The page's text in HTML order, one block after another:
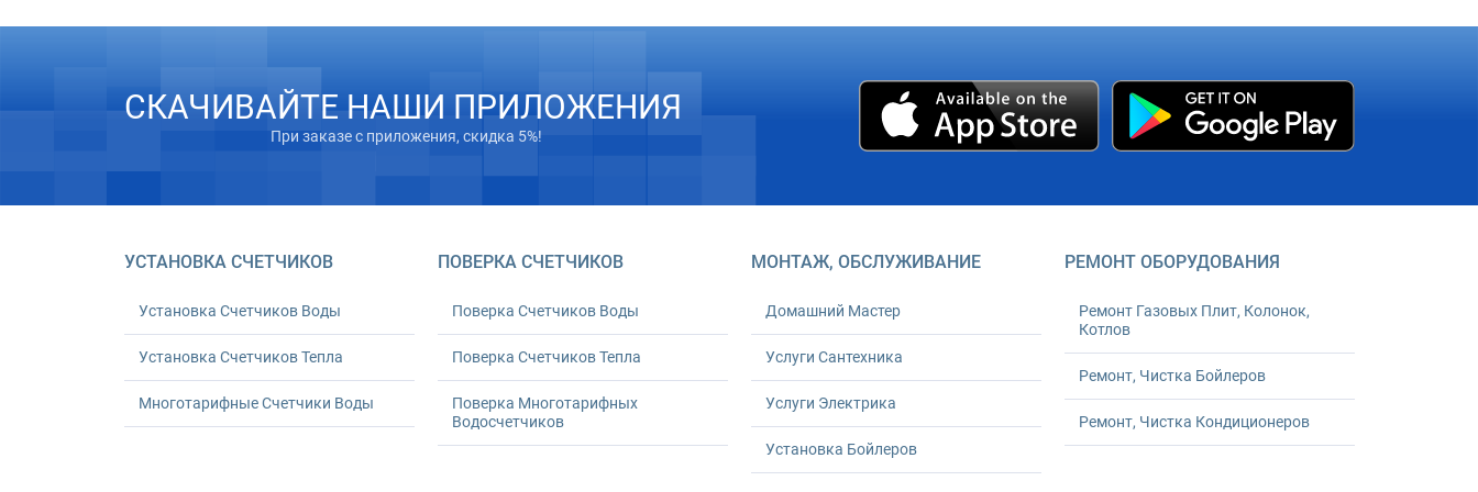
СКАЧИВАЙТЕ НАШИ ПРИЛОЖЕНИЯ
При заказе с приложения, скидка 5%!
УСТАНОВКА СЧЕТЧИКОВ
Установка Счетчиков Воды
Установка Счетчиков Тепла
Многотарифные Счетчики Воды
ПОВЕРКА СЧЕТЧИКОВ
Поверка Счетчиков Воды
Поверка Счетчиков Тепла
Поверка Многотарифных
Водосчетчиков
МОНТАЖ, ОБСЛУЖИВАНИЕ
Домашний Мастер
Услуги Сантехника
Услуги Электрика
Установка Бойлеров
РЕМОНТ ОБОРУДОВАНИЯ
Ремонт Газовых Плит, Колонок,
Котлов
Ремонт, Чистка Бойлеров
Ремонт, Чистка Кондиционеров